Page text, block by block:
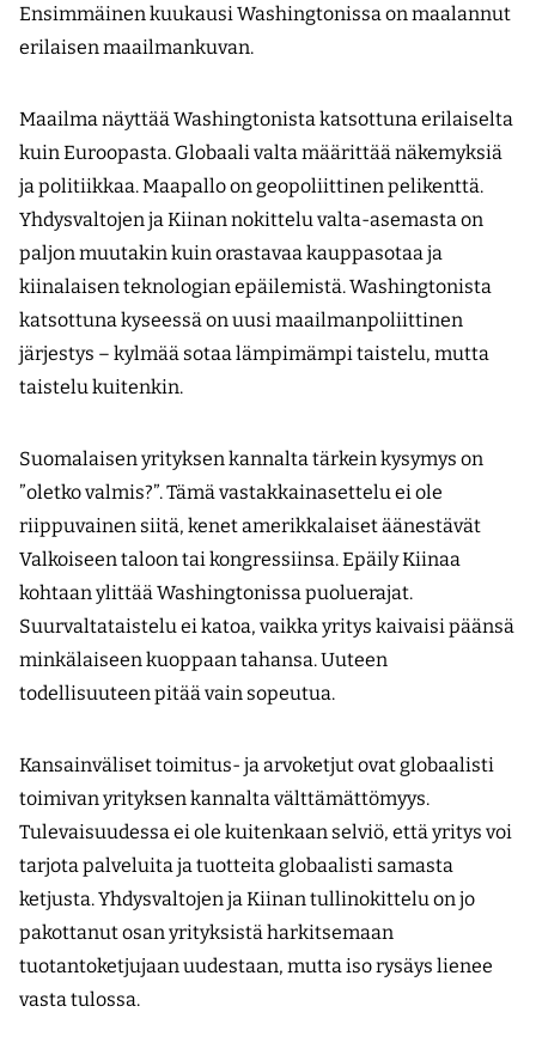
Ensimmäinen kuukausi Washingtonissa on maalannut
erilaisen maailmankuvan.
Maailma näyttää Washingtonista katsottuna erilaiselta
kuin Euroopasta. Globaali valta määrittää näkemyksiä
ja politiikkaa. Maapallo on geopoliittinen pelikenttä.
Yhdysvaltojen ja Kiinan nokittelu valta-asemasta on
paljon muutakin kuin orastavaa kauppasotaa ja
kiinalaisen teknologian epäilemistä. Washingtonista
katsottuna kyseessä on uusi maailmanpoliittinen
järjestys – kylmää sotaa lämpimämpi taistelu, mutta
taistelu kuitenkin.
Suomalaisen yrityksen kannalta tärkein kysymys on
”oletko valmis?”. Tämä vastakkainasettelu ei ole
riippuvainen siitä, kenet amerikkalaiset äänestävät
Valkoiseen taloon tai kongressiinsa. Epäily Kiinaa
kohtaan ylittää Washingtonissa puoluerajat.
Suurvaltataistelu ei katoa, vaikka yritys kaivaisi päänsä
minkälaiseen kuoppaan tahansa. Uuteen
todellisuuteen pitää vain sopeutua.
Kansainväliset toimitus- ja arvoketjut ovat globaalisti
toimivan yrityksen kannalta välttämättömyys.
Tulevaisuudessa ei ole kuitenkaan selviö, että yritys voi
tarjota palveluita ja tuotteita globaalisti samasta
ketjusta. Yhdysvaltojen ja Kiinan tullinokittelu on jo
pakottanut osan yrityksistä harkitsemaan
tuotantoketjujaan uudestaan, mutta iso rysäys lienee
vasta tulossa.